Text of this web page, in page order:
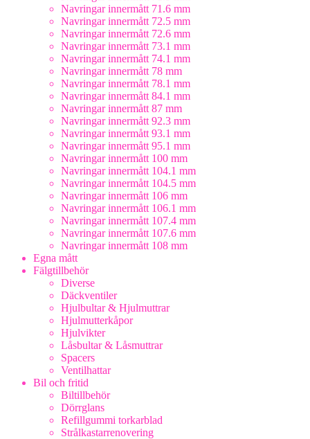
Navringar innermått 71.6 mm
Navringar innermått 72.5 mm
Navringar innermått 72.6 mm
Navringar innermått 73.1 mm
Navringar innermått 74.1 mm
Navringar innermått 78 mm
Navringar innermått 78.1 mm
Navringar innermått 84.1 mm
Navringar innermått 87 mm
Navringar innermått 92.3 mm
Navringar innermått 93.1 mm
Navringar innermått 95.1 mm
Navringar innermått 100 mm
Navringar innermått 104.1 mm
Navringar innermått 104.5 mm
Navringar innermått 106 mm
Navringar innermått 106.1 mm
Navringar innermått 107.4 mm
Navringar innermått 107.6 mm
Navringar innermått 108 mm
Egna mått
Fälgtillbehör
Diverse
Däckventiler
Hjulbultar & Hjulmuttrar
Hjulmutterkåpor
Hjulvikter
Låsbultar & Låsmuttrar
Spacers
Ventilhattar
Bil och fritid
Biltillbehör
Dörrglans
Refillgummi torkarblad
Strålkastarrenovering